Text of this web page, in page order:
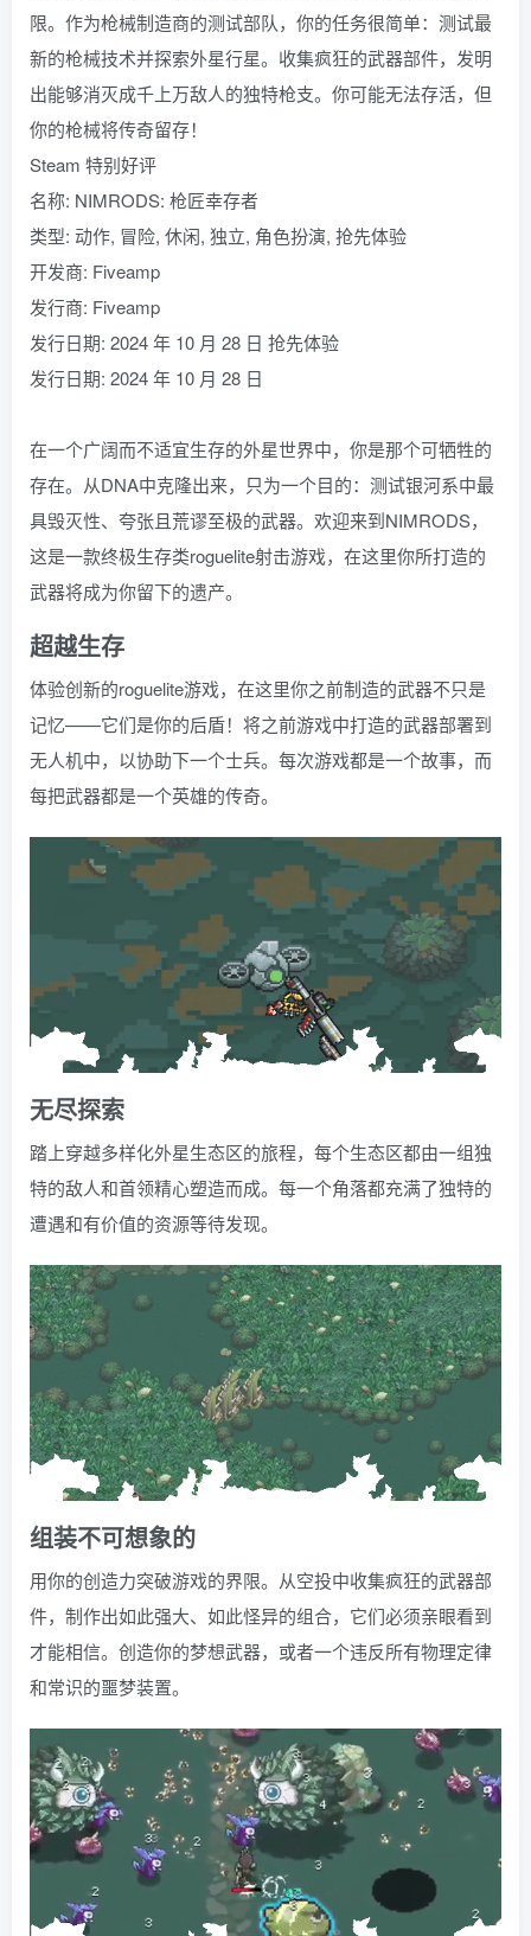
限。作为枪械制造商的测试部队，你的任务很简单：测试最
新的枪械技术并探索外星行星。收集疯狂的武器部件，发明
出能够消灭成千上万敌人的独特枪支。你可能无法存活，但
你的枪械将传奇留存！
Steam 特别好评
名称: NIMRODS: 枪匠幸存者
类型: 动作, 冒险, 休闲, 独立, 角色扮演, 抢先体验
开发商: Fiveamp
发行商: Fiveamp
发行日期: 2024 年 10 月 28 日 抢先体验
发行日期: 2024 年 10 月 28 日
在一个广阔而不适宜生存的外星世界中，你是那个可牺牲的
存在。从DNA中克隆出来，只为一个目的：测试银河系中最
具毁灭性、夸张且荒谬至极的武器。欢迎来到NIMRODS，
这是一款终极生存类roguelite射击游戏，在这里你所打造的
武器将成为你留下的遗产。
超越生存
体验创新的roguelite游戏，在这里你之前制造的武器不只是
记忆——它们是你的后盾！将之前游戏中打造的武器部署到
无人机中，以协助下一个士兵。每次游戏都是一个故事，而
每把武器都是一个英雄的传奇。
无尽探索
踏上穿越多样化外星生态区的旅程，每个生态区都由一组独
特的敌人和首领精心塑造而成。每一个角落都充满了独特的
遭遇和有价值的资源等待发现。
组装不可想象的
用你的创造力突破游戏的界限。从空投中收集疯狂的武器部
件，制作出如此强大、如此怪异的组合，它们必须亲眼看到
才能相信。创造你的梦想武器，或者一个违反所有物理定律
和常识的噩梦装置。